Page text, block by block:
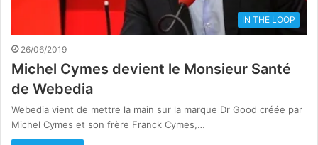
IN THE LOOP
26/06/2019
Michel Cymes devient le Monsieur Santé
de Webedia
Webedia vient de mettre la main sur la marque Dr Good créée par
Michel Cymes et son frère Franck Cymes,…